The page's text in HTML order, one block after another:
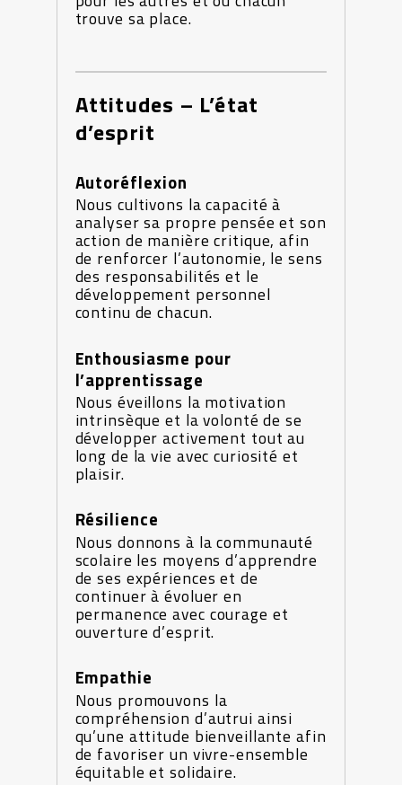
trouve sa place.
Attitudes – L’état
d’esprit
Autoréflexion
Nous cultivons la capacité à
analyser sa propre pensée et son
action de manière critique, afin
de renforcer l’autonomie, le sens
des responsabilités et le
développement personnel
continu de chacun.
Enthousiasme pour
l’apprentissage
Nous éveillons la motivation
intrinsèque et la volonté de se
développer activement tout au
long de la vie avec curiosité et
plaisir.
Résilience
Nous donnons à la communauté
scolaire les moyens d’apprendre
de ses expériences et de
continuer à évoluer en
permanence avec courage et
ouverture d’esprit.
Empathie
Nous promouvons la
compréhension d’autrui ainsi
qu’une attitude bienveillante afin
de favoriser un vivre-ensemble
équitable et solidaire.